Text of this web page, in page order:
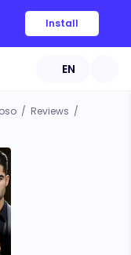
Install
EN
/ Reviews /